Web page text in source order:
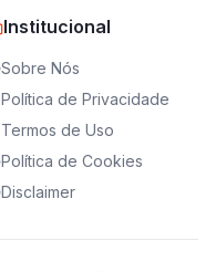
Institucional
Sobre Nós
Política de Privacidade
Termos de Uso
Política de Cookies
Disclaimer